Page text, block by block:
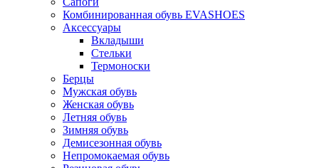
Комбинированная обувь EVASHOES
Аксессуары
Вкладыши
Стельки
Термоноски
Берцы
Мужская обувь
Женская обувь
Летняя обувь
Зимняя обувь
Демисезонная обувь
Непромокаемая обувь